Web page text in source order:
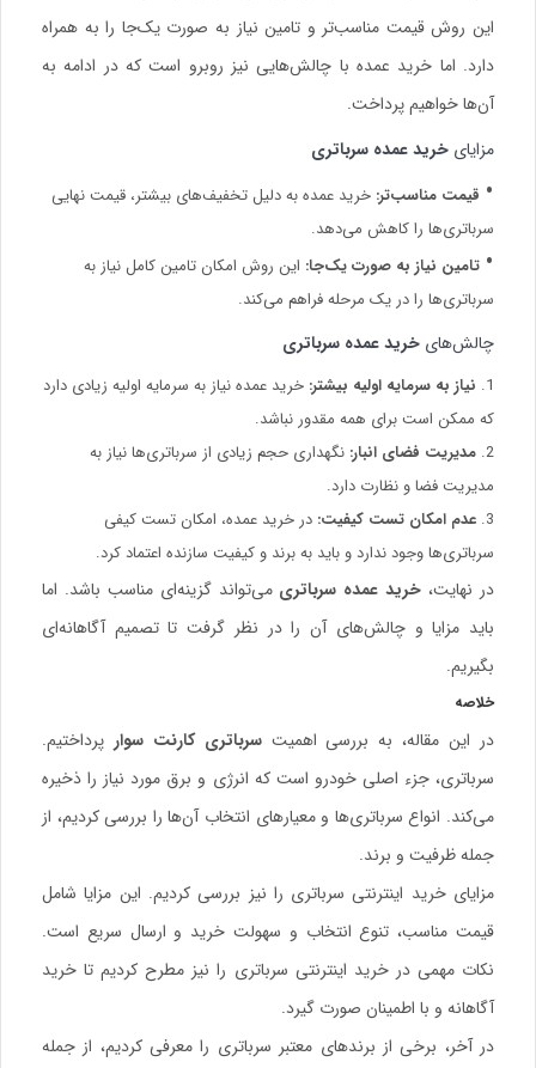
این روش قیمت مناسب‌تر و تامین نیاز به صورت یک‌جا را به همراه
دارد. اما خرید عمده با چالش‌هایی نیز روبرو است که در ادامه به
آن‌ها خواهیم پرداخت.
مزایای خرید عمده سرباتری
قیمت مناسب‌تر: خرید عمده به دلیل تخفیف‌های بیشتر، قیمت نهایی
سرباتری‌ها را کاهش می‌دهد.
تامین نیاز به صورت یک‌جا: این روش امکان تامین کامل نیاز به
سرباتری‌ها را در یک مرحله فراهم می‌کند.
چالش‌های خرید عمده سرباتری
نیاز به سرمایه اولیه بیشتر: خرید عمده نیاز به سرمایه اولیه زیادی دارد
که ممکن است برای همه مقدور نباشد.
مدیریت فضای انبار: نگهداری حجم زیادی از سرباتری‌ها نیاز به
مدیریت فضا و نظارت دارد.
عدم امکان تست کیفیت: در خرید عمده، امکان تست کیفی
سرباتری‌ها وجود ندارد و باید به برند و کیفیت سازنده اعتماد کرد.
در نهایت، خرید عمده سرباتری می‌تواند گزینه‌ای مناسب باشد. اما
باید مزایا و چالش‌های آن را در نظر گرفت تا تصمیم آگاهانه‌ای
بگیریم.
خلاصه
در این مقاله، به بررسی اهمیتسرباتری کارنت سوار پرداختیم.
سرباتری، جزء اصلی خودرو است که انرژی و برق مورد نیاز را ذخیره
می‌کند. انواع سرباتری‌ها و معیارهای انتخاب آن‌ها را بررسی کردیم، از
جمله ظرفیت و برند.
مزایای خرید اینترنتی سرباتری را نیز بررسی کردیم. این مزایا شامل
قیمت مناسب، تنوع انتخاب و سهولت خرید و ارسال سریع است.
نکات مهمی درخرید اینترنتی سرباتری را نیز مطرح کردیم تا خرید
آگاهانه و با اطمینان صورت گیرد.
در آخر، برخی از برندهای معتبر سرباتری را معرفی کردیم، از جمله